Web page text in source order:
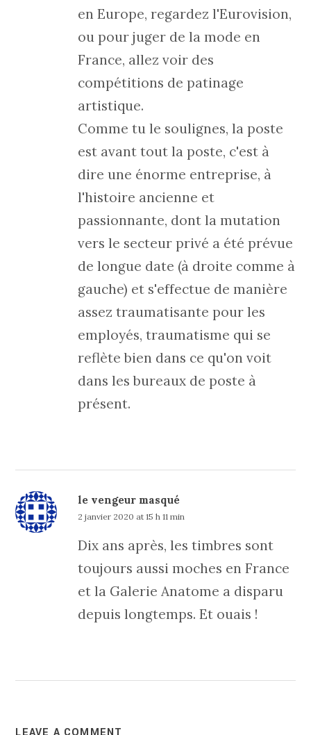
en Europe, regardez l'Eurovision,
ou pour juger de la mode en
France, allez voir des
compétitions de patinage
artistique.
Comme tu le soulignes, la poste
est avant tout la poste, c'est à
dire une énorme entreprise, à
l'histoire ancienne et
passionnante, dont la mutation
vers le secteur privé a été prévue
de longue date (à droite comme à
gauche) et s'effectue de manière
assez traumatisante pour les
employés, traumatisme qui se
reflète bien dans ce qu'on voit
dans les bureaux de poste à
présent.
le vengeur masqué
2 janvier 2020 at 15 h 11 min
Dix ans après, les timbres sont
toujours aussi moches en France
et la Galerie Anatome a disparu
depuis longtemps. Et ouais !